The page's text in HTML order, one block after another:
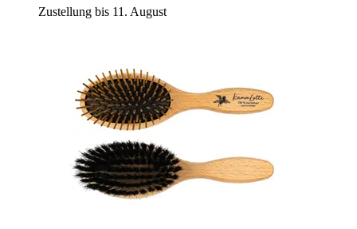
Zustellung bis 11. August